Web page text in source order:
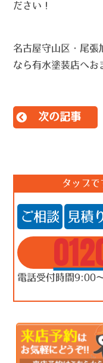
ださい！
名古屋守山区・尾張
なら有水塗装店へお
次の記事
タップで
ご相談 見積
電話受付時間9:00